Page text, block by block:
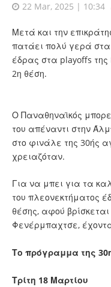
22 Mar, 2025 | 10:34
Μετά και την
πατάει πολύ γερά στα
έδρας στα playoffs της
2η θέση.
Ο Παναθηναϊκός
του απέναντι στην
στο φινάλε της 30ής
χρειαζόταν.
Για να μπει για τα
του πλεονεκτήματος
θέσης, αφού
Φενέρμπαχτσε,
Το πρόγραμμα της
Τρίτη 18 Μαρτίου